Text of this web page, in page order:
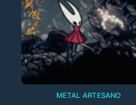
METAL ARTESANO